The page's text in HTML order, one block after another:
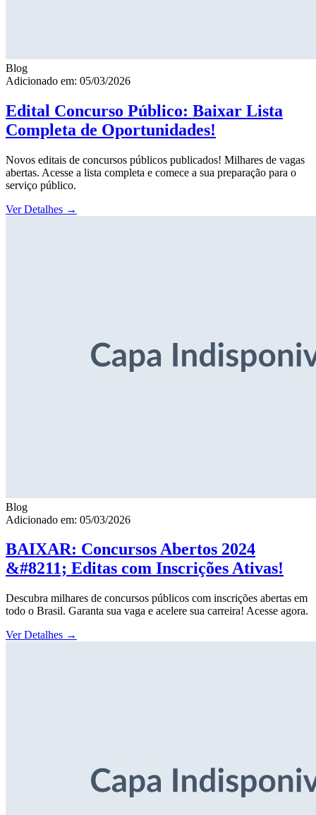
Blog
Adicionado em: 05/03/2026
Edital Concurso Público: Baixar Lista
Completa de Oportunidades!
Novos editais de concursos públicos publicados! Milhares de vagas
abertas. Acesse a lista completa e comece a sua preparação para o
serviço público.
Ver Detalhes →
Blog
Adicionado em: 05/03/2026
BAIXAR: Concursos Abertos 2024
&#8211; Editas com Inscrições Ativas!
Descubra milhares de concursos públicos com inscrições abertas em
todo o Brasil. Garanta sua vaga e acelere sua carreira! Acesse agora.
Ver Detalhes →